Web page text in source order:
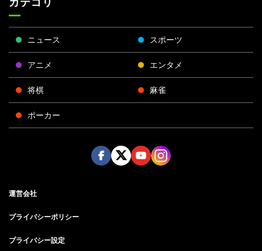
ニュース スポーツ
アニメ エンタメ
将棋 麻雀
ポーカー
運営会社
プライバシーポリシー
プライバシー設定